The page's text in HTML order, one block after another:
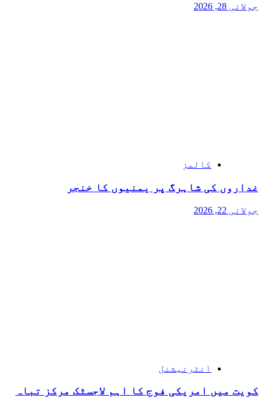
جولائی 28, 2026
کالمز
غداروں کی شاہرگ پر یمنیوں کا خنجر
جولائی 22, 2026
انٹرنیشنل
کویت میں امریکی فوج کا اہم لاجسٹک مرکز تباہ